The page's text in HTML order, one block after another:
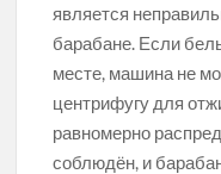
является
барабане. Если
месте, машина не
центрифугу для
равномерно
соблюдён, и